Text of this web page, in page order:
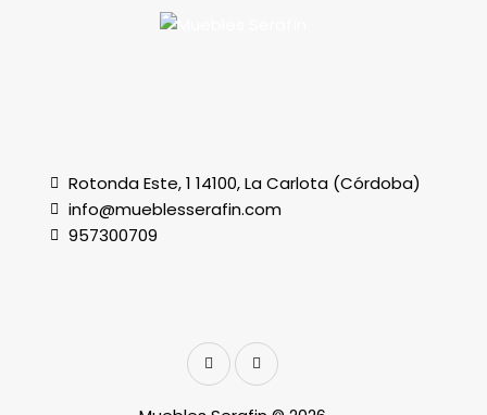
Rotonda Este, 1 14100, La Carlota (Córdoba)
info@mueblesserafin.com
957300709